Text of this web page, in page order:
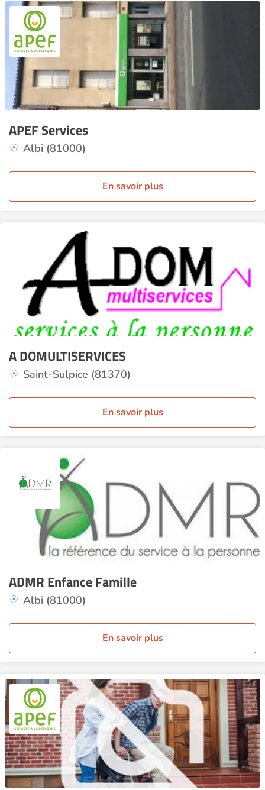
APEF Services
Albi (81000)
En savoir plus
A DOMULTISERVICES
Saint-Sulpice (81370)
En savoir plus
ADMR Enfance Famille
Albi (81000)
En savoir plus